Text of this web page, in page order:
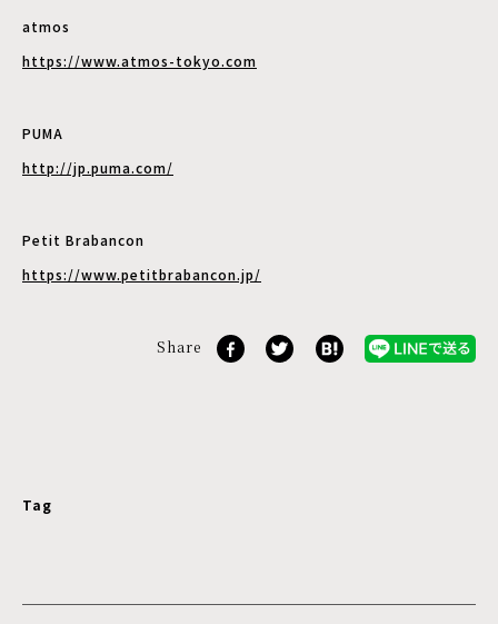
atmos
https://www.atmos-tokyo.com
PUMA
http://jp.puma.com/
Petit Brabancon
https://www.petitbrabancon.jp/
Share
Tag